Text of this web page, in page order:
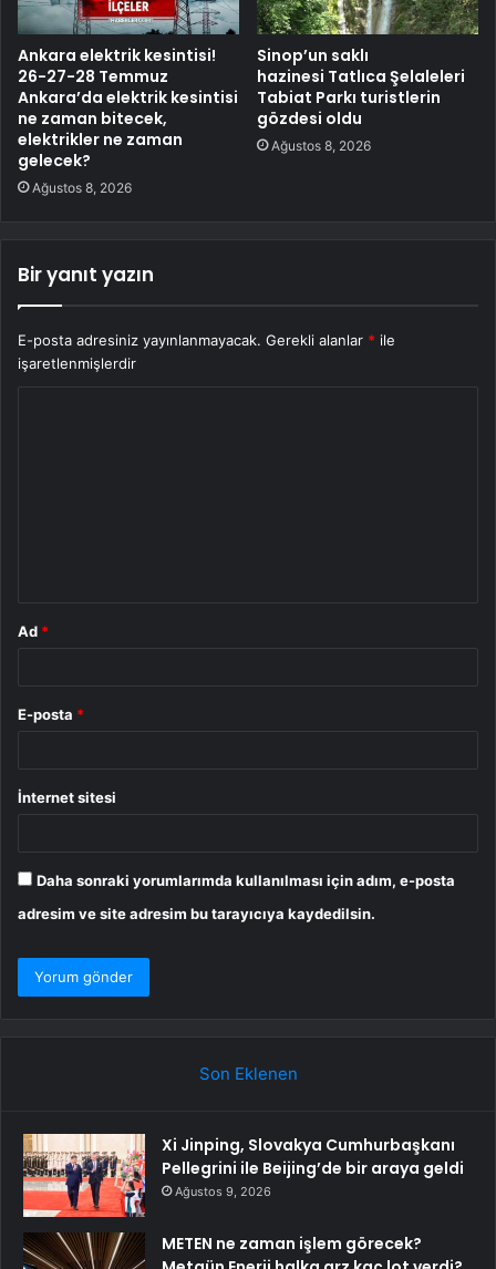
Ankara elektrik kesintisi!
26-27-28 Temmuz
Ankara’da elektrik kesintisi
ne zaman bitecek,
elektrikler ne zaman
gelecek?
Ağustos 8, 2026
Sinop’un saklı
hazinesi Tatlıca Şelaleleri
Tabiat Parkı turistlerin
gözdesi oldu
Ağustos 8, 2026
Bir yanıt yazın
E-posta adresiniz yayınlanmayacak. Gerekli alanlar * ile
işaretlenmişlerdir
Ad *
E-posta *
İnternet sitesi
Daha sonraki yorumlarımda kullanılması için adım, e-posta
adresim ve site adresim bu tarayıcıya kaydedilsin.
Son Eklenen
Xi Jinping, Slovakya Cumhurbaşkanı
Pellegrini ile Beijing’de bir araya geldi
Ağustos 9, 2026
METEN ne zaman işlem görecek?